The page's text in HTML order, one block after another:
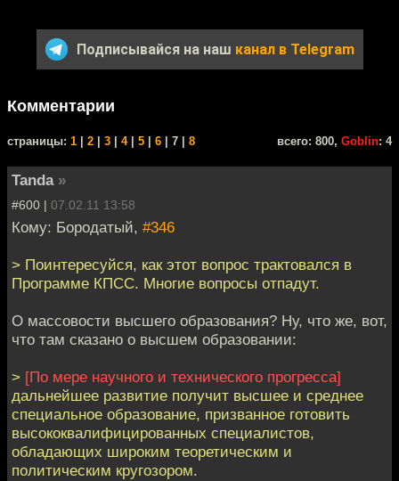
Подписывайся на наш канал в Telegram
Комментарии
cтраницы: 1 2 3 4| 5 6 | 7 | 8 всего: 800, Goblin: 4
Tanda »
#600 | 07.02.11 13:58
Кому: Бородатый, #346
> Поинтересуйся, как этот вопрос трактовался в
Программе КПСС. Многие вопросы отпадут.
О массовости высшего образования? Ну, что же, вот,
что там сказано о высшем образовании:
> [По мере научного и технического прогресса]
дальнейшее развитие получит высшее и среднее
специальное образование, призванное готовить
высококвалифицированных специалистов,
обладающих широким теоретическим и
политическим кругозором.